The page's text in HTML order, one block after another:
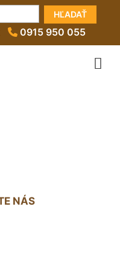
HĽADAŤ
0915 950 055
NÁS